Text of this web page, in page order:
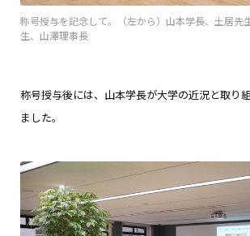
称号授与を記念して。（左から）山本学長、土居先
生、山澤理事長
称号授与後には、山本学長が大学の近況と取り
ました。